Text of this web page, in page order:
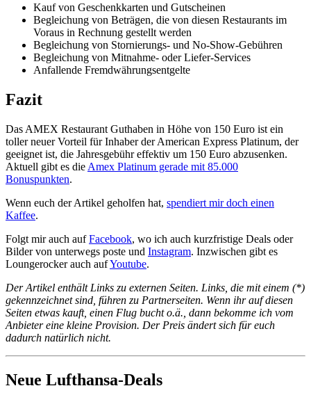
Kauf von Geschenkkarten und Gutscheinen
Begleichung von Beträgen, die von diesen Restaurants im
Voraus in Rechnung gestellt werden
Begleichung von Stornierungs- und No-Show-Gebühren
Begleichung von Mitnahme- oder Liefer-Services
Anfallende Fremdwährungsentgelte
Fazit
Das AMEX Restaurant Guthaben in Höhe von 150 Euro ist ein
toller neuer Vorteil für Inhaber der American Express Platinum, der
geeignet ist, die Jahresgebühr effektiv um 150 Euro abzusenken.
Aktuell gibt es die Amex Platinum gerade mit 85.000
Bonuspunkten.
Wenn euch der Artikel geholfen hat, spendiert mir doch einen
Kaffee.
Folgt mir auch aufFacebook, wo ich auch kurzfristige Deals oder
Bilder von unterwegs poste und Instagram. Inzwischen gibt es
Loungerocker auch aufYoutube.
Der Artikel enthält Links zu externen Seiten. Links, die mit einem (*)
gekennzeichnet sind, führen zu Partnerseiten. Wenn ihr auf diesen
Seiten etwas kauft, einen Flug bucht o.ä., dann bekomme ich vom
Anbieter eine kleine Provision. Der Preis ändert sich für euch
dadurch natürlich nicht.
Neue Lufthansa-Deals